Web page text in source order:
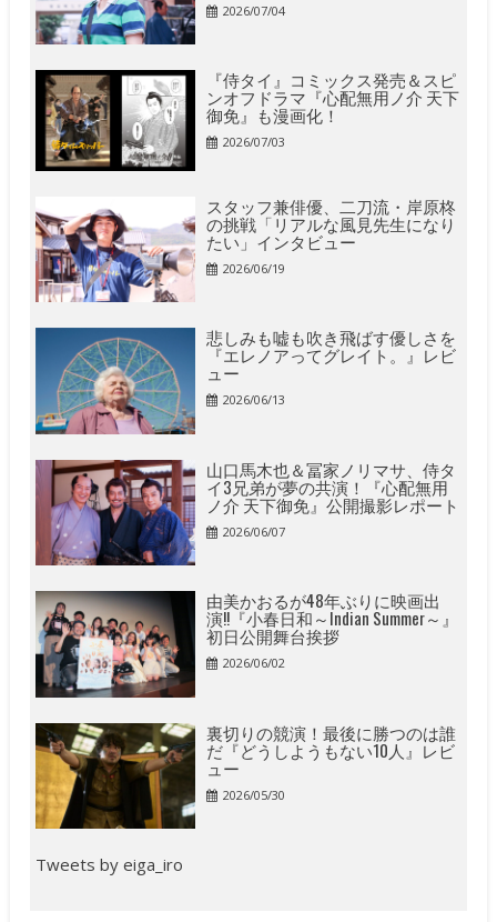
2026/07/04
『侍タイ』コミックス発売＆スピ
ンオフドラマ『心配無用ノ介 天下
御免』も漫画化！
2026/07/03
スタッフ兼俳優、二刀流・岸原柊
の挑戦「リアルな風見先生になり
たい」インタビュー
2026/06/19
悲しみも嘘も吹き飛ばす優しさを
『エレノアってグレイト。』レビ
ュー
2026/06/13
山口馬木也＆冨家ノリマサ、侍タ
イ3兄弟が夢の共演！『心配無用
ノ介 天下御免』公開撮影レポート
2026/06/07
由美かおるが48年ぶりに映画出
演!!『小春日和～Indian Summer～』
初日公開舞台挨拶
2026/06/02
裏切りの競演！最後に勝つのは誰
だ『どうしようもない10人』レビ
ュー
2026/05/30
Tweets by eiga_iro